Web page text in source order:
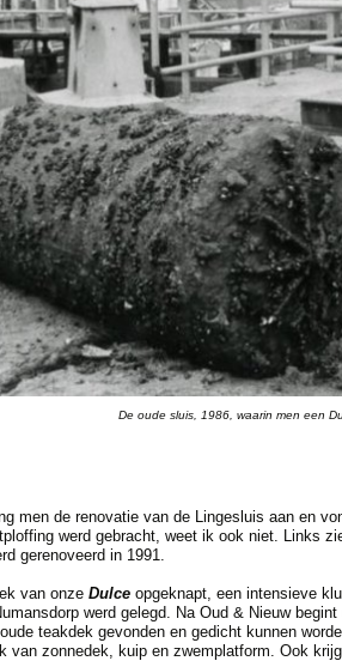
De oude sluis, 1986, waarin men een
men de renovatie van de Lingesluis aan en
werd gebracht, weet ik ook niet. Links
gerenoveerd in 1991.
van onze Dulceopgeknapt, een intensieve
werd gelegd. Na Oud & Nieuw
teakdek gevonden en gedicht kunnen
van zonnedek, kuip en zwemplatform. Ook